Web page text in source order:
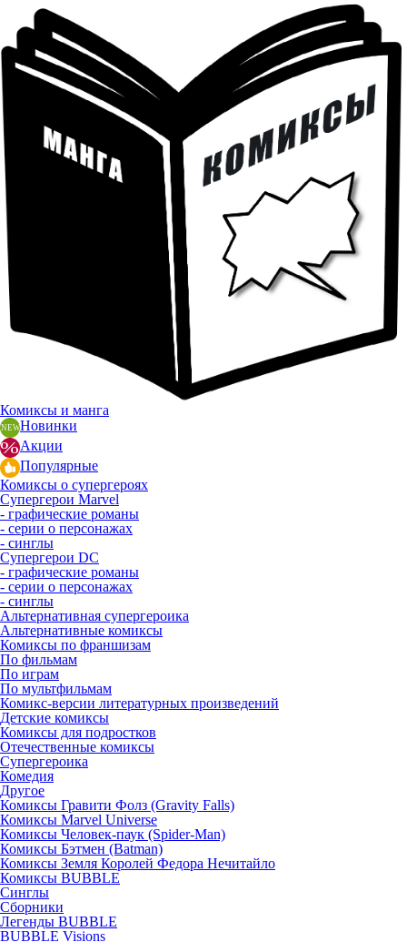
Комиксы и манга
Новинки
Акции
Популярные
Комиксы о супергероях
Супергерои Marvel
- графические романы
- серии о персонажах
- синглы
Супергерои DC
- графические романы
- серии о персонажах
- синглы
Альтернативная супергероика
Альтернативные комиксы
Комиксы по франшизам
По фильмам
По играм
По мультфильмам
Комикс-версии литературных произведений
Детские комиксы
Комиксы для подростков
Отечественные комиксы
Супергероика
Комедия
Другое
Комиксы Гравити Фолз (Gravity Falls)
Комиксы Marvel Universe
Комиксы Человек-паук (Spider-Man)
Комиксы Бэтмен (Batman)
Комиксы Земля Королей Федора Нечитайло
Комиксы BUBBLE
Синглы
Сборники
Легенды BUBBLE
BUBBLE Visions